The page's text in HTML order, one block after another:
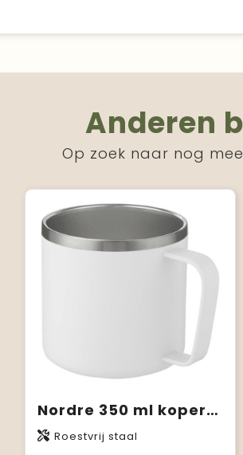
Anderen
Op zoek naar nog
Nordre 350 ml koperen vacuüm geïsoleerde beker
Roestvrij staal